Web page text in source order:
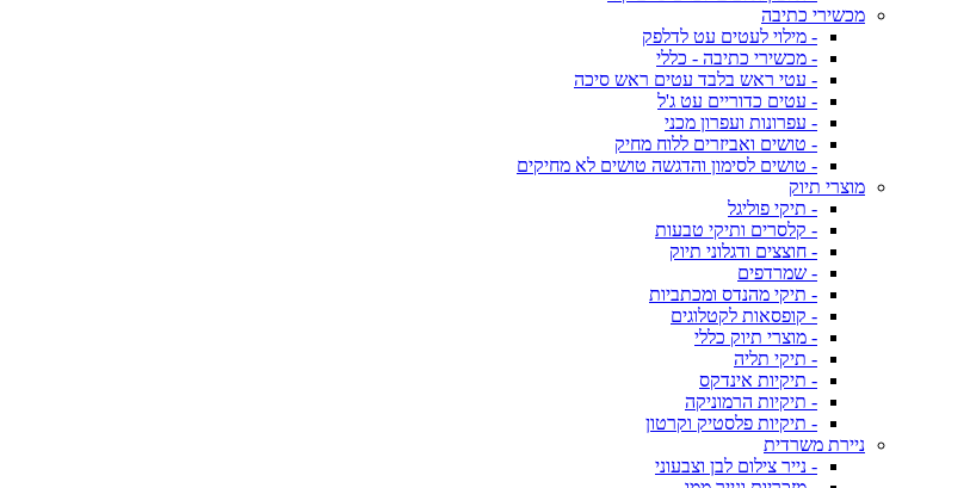
מכשירי כתיבה
- מילוי לעטים עט לדלפק
- מכשירי כתיבה - כללי
- עטי ראש בלבד עטים ראש סיכה
- עטים כדוריים עט ג'ל
- עפרונות ועפרון מכני
- טושים ואביזרים ללוח מחיק
- טושים לסימון והדגשה טושים לא מחיקים
מוצרי תיוק
- תיקי פוליגל
- קלסרים ותיקי טבעות
- חוצצים ודגלוני תיוק
- שמרדפים
- תיקי מהנדס ומכתביות
- קופסאות לקטלוגים
- מוצרי תיוק כללי
- תיקי תליה
- תיקיות אינדקס
- תיקיות הרמוניקה
- תיקיות פלסטיק וקרטון
ניירת משרדית
- נייר צילום לבן וצבעוני